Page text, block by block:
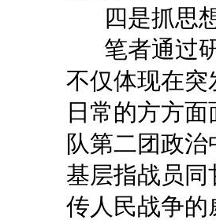
四是抓思想
笔者通过研
不仅体现在
日常的方方
队第二团政
基层指战员
传人民战争